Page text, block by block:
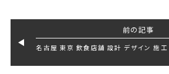
前の記事
名古屋 東京 飲食店舗 設計 デザイン 施